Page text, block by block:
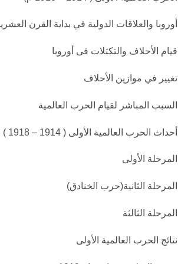
أوروبا والعلاقات الدولية في بداية القرن
قيام الأحلاف والتكتلات فى أوروبا
تغيير في موازين الأحلاف
السبب المباشر لقيام الحرب العالمية
أحداث الحرب العالمية الأولى ( 1914 – 1918 )
المرحلة الأولى
المرحلة الثانية(حرب الخنادق)
المرحلة الثالثة
نتائج الحرب العالمية الأولى